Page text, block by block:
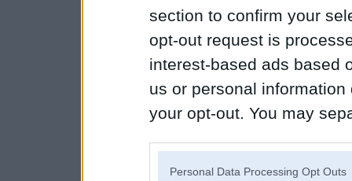
section to confirm your
opt-out request is
interest-based ads based
us or personal
your opt-out. You may
Personal Data Processing Opt Outs